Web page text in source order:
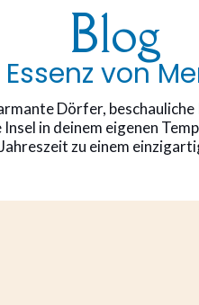
Blog
Essenz von
Dörfer,
in deinem eigenen
zu einem